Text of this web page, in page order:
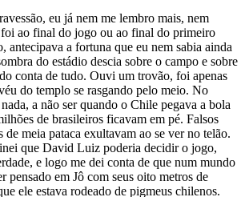
eu já nem me lembro mais, nem
foi ao final do jogo ou ao final do primeiro
antecipava a fortuna que eu nem sabia ainda
do estádio descia sobre o campo e sobre
conta de tudo. Ouvi um trovão, foi apenas
do templo se rasgando pelo meio. No
a não ser quando o Chile pegava a bola
de brasileiros ficavam em pé. Falsos
de meia pataca exultavam ao se ver no telão.
que David Luiz poderia decidir o jogo,
e logo me dei conta de que num mundo
pensado em Jô com seus oito metros de
ele estava rodeado de pigmeus chilenos.